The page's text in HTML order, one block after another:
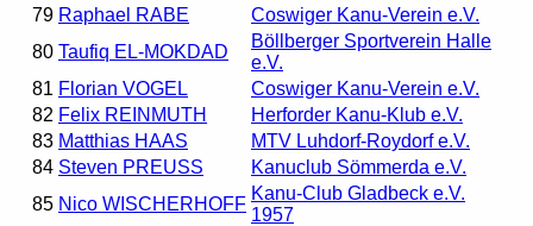
79 Raphael RABE
Coswiger Kanu-Verein e.V.
80 Taufiq EL-MOKDAD
Böllberger Sportverein Halle
e.V.
81 Florian VOGEL
Coswiger Kanu-Verein e.V.
82 Felix REINMUTH
Herforder Kanu-Klub e.V.
83 Matthias HAAS
MTV Luhdorf-Roydorf e.V.
84 Steven PREUSS
Kanuclub Sömmerda e.V.
85 Nico WISCHERHOFF
Kanu-Club Gladbeck e.V.
1957